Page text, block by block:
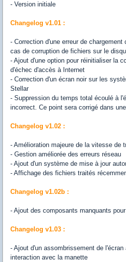
- Version initiale
Changelog v1.01 :
- Correction d'une erreur de
cas de corruption de fichiers sur le
- Ajout d'une option pour réinitialiser la
d'échec d'accès à Internet
- Correction d'un écran noir sur les
Stellar
- Suppression du temps total écoulé à
incorrect. Ce point sera corrigé dans
Changelog v1.02 :
- Amélioration majeure de la vitesse de
- Gestion améliorée des erreurs réseau
- Ajout d'un système de mise à jour
- Affichage des fichiers traités
Changelog v1.02b :
- Ajout des composants manquants
Changelog v1.03 :
- Ajout d'un assombrissement de
interaction avec la manette